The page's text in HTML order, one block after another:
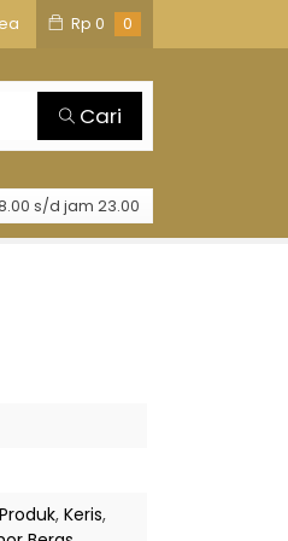
Rp 0 0
Cari
s/d jam 23.00
, Keris,